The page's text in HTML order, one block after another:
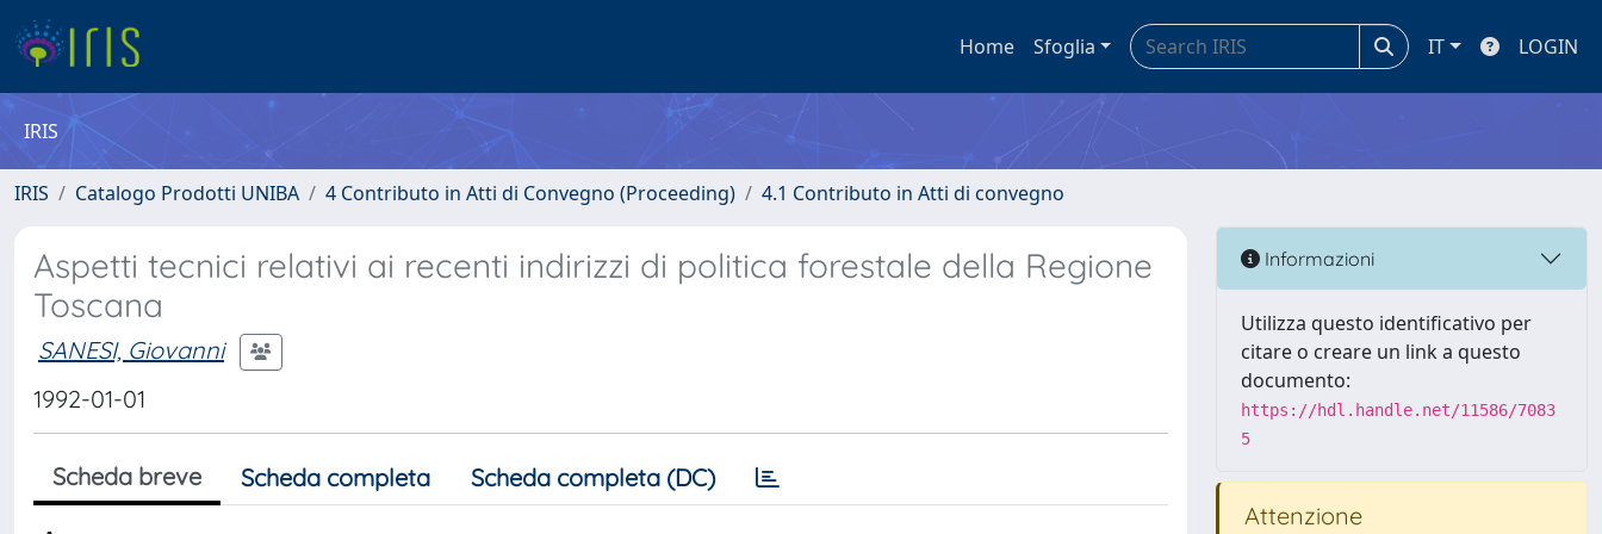
Home Sfoglia IT LOGIN
IRIS
IRIS Catalogo Prodotti UNIBA 4 Contributo in Atti di Convegno (Proceeding) 4.1 Contributo in Atti di convegno
Aspetti tecnici relativi ai recenti indirizzi di politica forestale della Regione
Toscana
SANESI, Giovanni
1992-01-01
Scheda breve Scheda completa Scheda completa (DC)
Informazioni
Utilizza questo identificativo per
citare o creare un link a questo
documento:
https://hdl.handle.net/11586/7083
5
Attenzione